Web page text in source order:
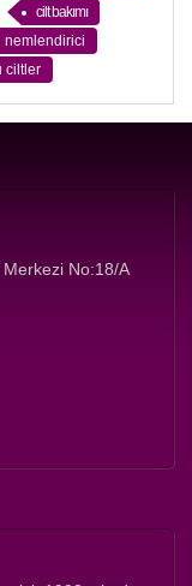
cilt bakımı
nemlendirici
ciltler
No:18/A